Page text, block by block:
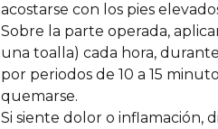
acostarse con los pies
Sobre la parte operada,
una toalla) cada hora,
por periodos de 10 a 15
quemarse.
Si siente dolor o inflamación,